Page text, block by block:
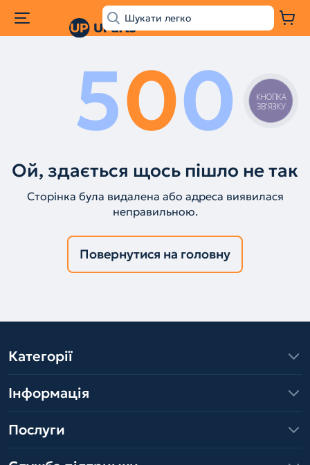
500
Ой, здається щось пішло не так
Сторінка була видалена або адреса виявилася
неправильною.
Повернутися на головну
Категорії
Інформація
Послуги
КНОПКА
ЗВ'ЯЗКУ